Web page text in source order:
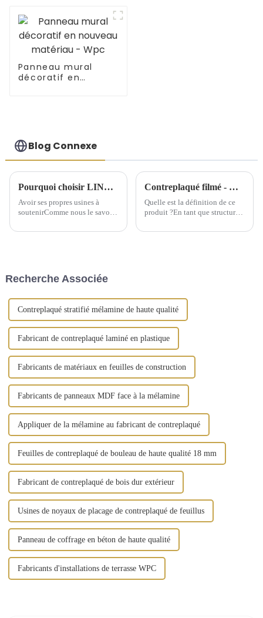
Panneau mural
décoratif en
Blog Connexe
Pourquoi choisir LINYI JIUHENG comme partenaire ?
Avoir ses propres usines à
soutenirComme nous le savons
commerce extérieur, les
d'avantages. Cependant, la
situation réelle est que la
Contreplaqué filmé - Quel est ce produit ?
Quelle est la définition de ce
produit ?En tant que structure
contreplaqué filmé offre une
Recherche Associée
Contreplaqué stratifié mélamine de haute qualité
Fabricant de contreplaqué laminé en plastique
Fabricants de matériaux en feuilles de construction
Fabricants de panneaux MDF face à la mélamine
Appliquer de la mélamine au fabricant de contreplaqué
Feuilles de contreplaqué de bouleau de haute qualité 18 mm
Fabricant de contreplaqué de bois dur extérieur
Usines de noyaux de placage de contreplaqué de feuillus
Panneau de coffrage en béton de haute qualité
Fabricants d'installations de terrasse WPC